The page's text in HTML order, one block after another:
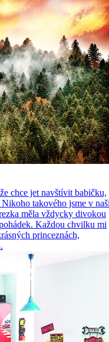
chce jet navštívit babičku,
takového jsme v
měla vždycky divokou
Každou chvilku mi
princeznách,